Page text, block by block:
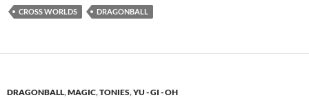
CROSS WORLDS DRAGONBALL
DRAGONBALL,MAGIC,TONIES,YU - GI - OH